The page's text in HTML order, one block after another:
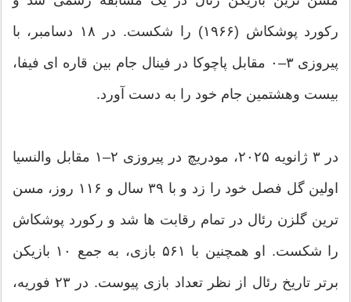
رکورد پوشکاش (۱۹۶۶) را شکست. در ۱۸ دسامبر، با
پیروزی ۳–۰ مقابل پاچوکا در فینال جام بین قاره ای فیفا،
بیست وهشتمین جام خود را به دست آورد.
در ۳ ژانویه ۲۰۲۵، مودریچ در پیروزی ۲–۱ مقابل والنسیا
اولین گل فصل خود را زد و با ۳۹ سال و ۱۱۶ روز، مسن
ترین گلزن رئال در تمام رقابت ها شد و رکورد پوشکاش
را شکست. او همچنین با ۵۶۱ بازی، به جمع ۱۰ بازیکن
برتر تاریخ رئال از نظر تعداد بازی پیوست. در ۲۳ فوریه،